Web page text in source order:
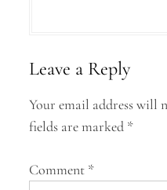
v
g
t
Leave a Reply
Your email address will
fields are marked *
Comment *